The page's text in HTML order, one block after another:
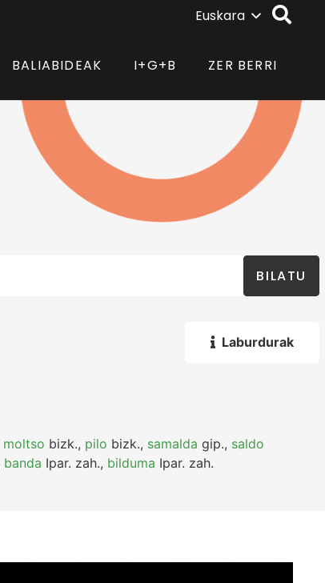
Euskara
BALIABIDEAK I+G+B ZER BERRI
BILATU
Laburdurak
moltso bizk., pilo bizk., samalda gip., saldo
banda Ipar. zah., bilduma Ipar. zah.